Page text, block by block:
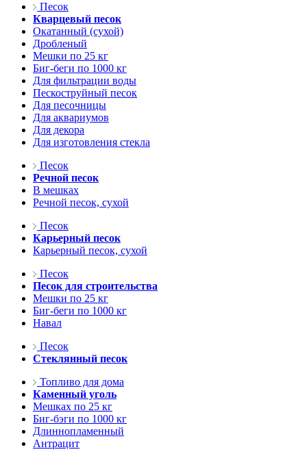
Песок
Кварцевый песок
Окатанный (сухой)
Дробленый
Мешки по 25 кг
Биг-беги по 1000 кг
Для фильтрации воды
Пескоструйный песок
Для песочницы
Для аквариумов
Для декора
Для изготовления стекла
Песок
Речной песок
В мешках
Речной песок, сухой
Песок
Карьерный песок
Карьерный песок, сухой
Песок
Песок для строительства
Мешки по 25 кг
Биг-беги по 1000 кг
Навал
Песок
Стеклянный песок
Топливо для дома
Каменный уголь
Мешках по 25 кг
Биг-бэги по 1000 кг
Длиннопламенный
Антрацит